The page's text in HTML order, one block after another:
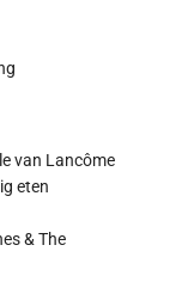
van Lancôme
eten
& The